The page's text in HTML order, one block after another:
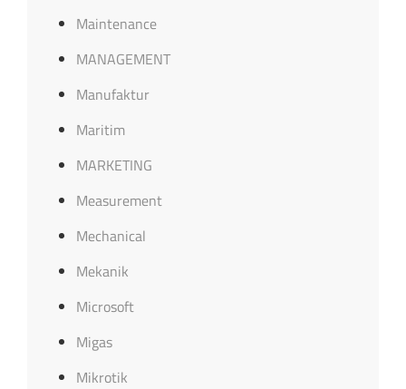
Maintenance
MANAGEMENT
Manufaktur
Maritim
MARKETING
Measurement
Mechanical
Mekanik
Microsoft
Migas
Mikrotik